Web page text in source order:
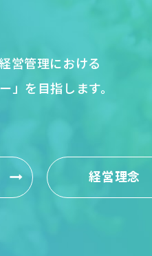
営管理における
」を目指します。
経営理念